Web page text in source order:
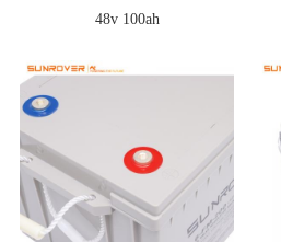
48v 100ah